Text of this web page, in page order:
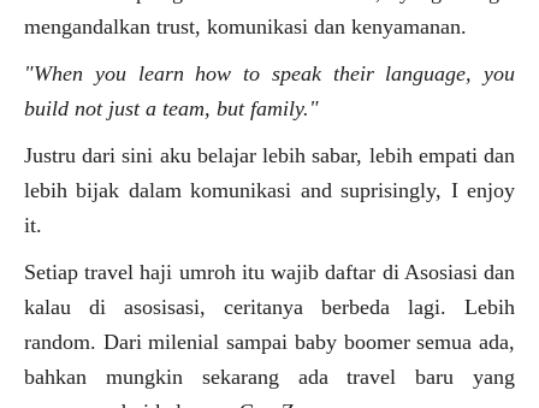
mengandalkan trust, komunikasi dan kenyamanan.
"When you learn how to speak their language, you
build not just a team, but family."
Justru dari sini aku belajar lebih sabar, lebih empati dan
lebih bijak dalam komunikasi and suprisingly, I enjoy
it.
Setiap travel haji umroh itu wajib daftar di Asosiasi dan
kalau di asosisasi, ceritanya berbeda lagi. Lebih
random. Dari milenial sampai baby boomer semua ada,
bahkan mungkin sekarang ada travel baru yang